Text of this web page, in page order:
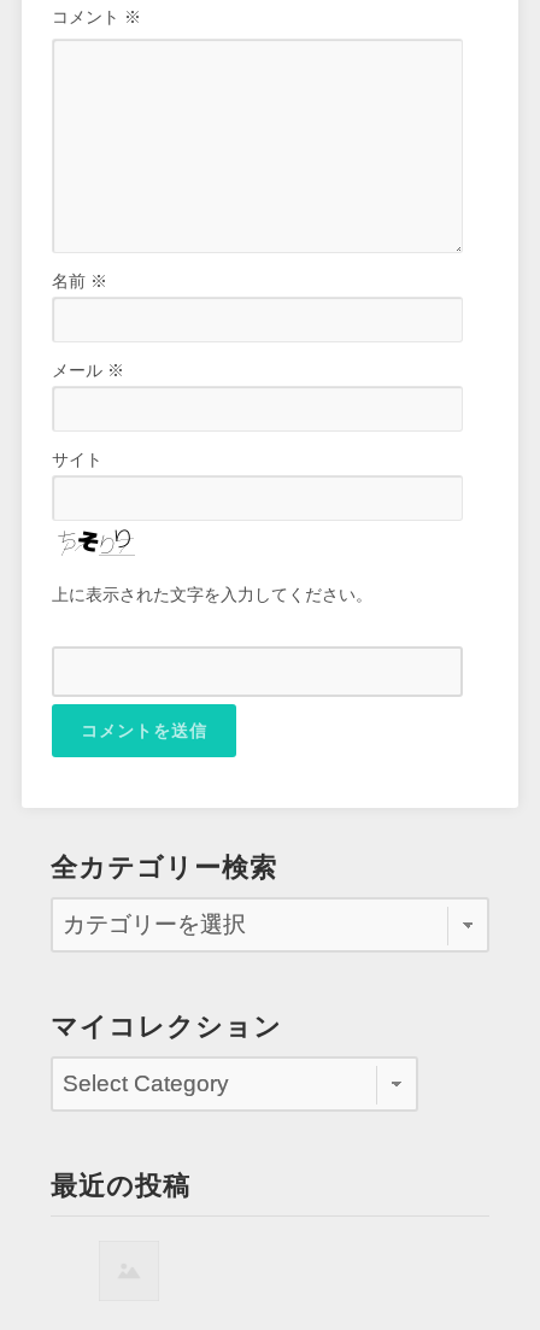
コメント ※
名前 ※
メール ※
サイト
上に表示された文字を入力してください。
全カテゴリー検索
マイコレクション
最近の投稿